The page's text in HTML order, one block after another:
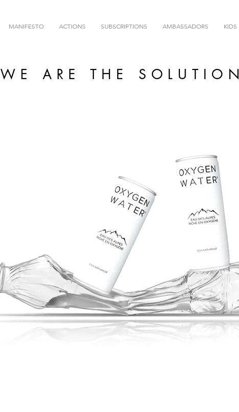
MANIFESTO ACTIONS SUBSCRIPTIONS AMBASSADORS KIDS
WE ARE THE SOLUTION